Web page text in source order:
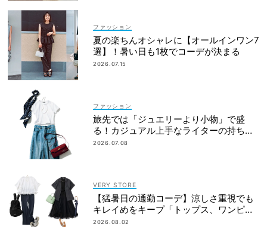
ファッション
夏の楽ちんオシャレに【オールインワン7
選】！暑い日も1枚でコーデが決まる
2026.07.15
ファッション
旅先では「ジュエリーより小物」で盛
る！カジュアル上手なライターの持ち物
リスト
2026.07.08
VERY STORE
【猛暑日の通勤コーデ】涼しさ重視でも
キレイめをキープ「トップス、ワンピ３
選」
2026.08.02